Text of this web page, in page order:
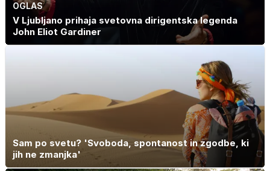
OGLAS
V Ljubljano prihaja svetovna dirigentska legenda
John Eliot Gardiner
Sam po svetu? 'Svoboda, spontanost in zgodbe, ki
jih ne zmanjka'